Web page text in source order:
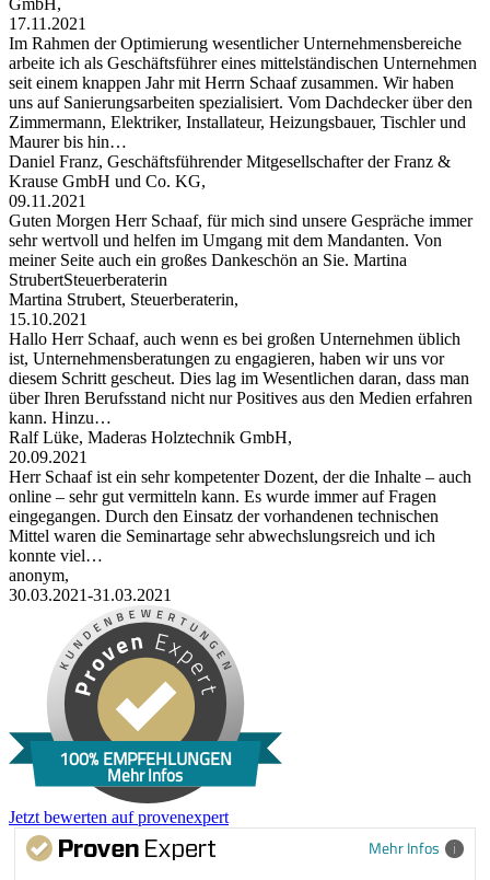
GmbH,
17.11.2021
Im Rahmen der Optimierung wesentlicher Unternehmensbereiche
arbeite ich als Geschäftsführer eines mittelständischen Unternehmen
seit einem knappen Jahr mit Herrn Schaaf zusammen. Wir haben
uns auf Sanierungsarbeiten spezialisiert. Vom Dachdecker über den
Zimmermann, Elektriker, Installateur, Heizungsbauer, Tischler und
Maurer bis hin…
Daniel Franz, Geschäftsführender Mitgesellschafter der Franz &
Krause GmbH und Co. KG,
09.11.2021
Guten Morgen Herr Schaaf, für mich sind unsere Gespräche immer
sehr wertvoll und helfen im Umgang mit dem Mandanten. Von
meiner Seite auch ein großes Dankeschön an Sie. Martina
StrubertSteuerberaterin
Martina Strubert, Steuerberaterin,
15.10.2021
Hallo Herr Schaaf, auch wenn es bei großen Unternehmen üblich
ist, Unternehmensberatungen zu engagieren, haben wir uns vor
diesem Schritt gescheut. Dies lag im Wesentlichen daran, dass man
über Ihren Berufsstand nicht nur Positives aus den Medien erfahren
kann. Hinzu…
Ralf Lüke, Maderas Holztechnik GmbH,
20.09.2021
Herr Schaaf ist ein sehr kompetenter Dozent, der die Inhalte – auch
online – sehr gut vermitteln kann. Es wurde immer auf Fragen
eingegangen. Durch den Einsatz der vorhandenen technischen
Mittel waren die Seminartage sehr abwechslungsreich und ich
konnte viel…
anonym,
30.03.2021-31.03.2021
100% EMPFEHLUNGEN
Mehr Infos
Jetzt bewerten auf provenexpert
Mehr Infos